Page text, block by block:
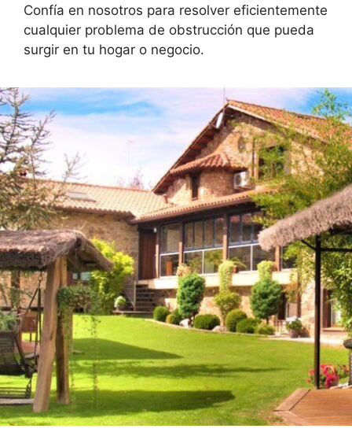
Confía en nosotros para resolver eficientemente
cualquier problema de obstrucción que pueda
surgir en tu hogar o negocio.